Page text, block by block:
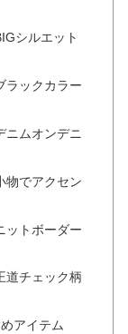
シルエット
ックカラー
ムオンデニ
でアクセン
トボーダー
チェック柄
アイテム